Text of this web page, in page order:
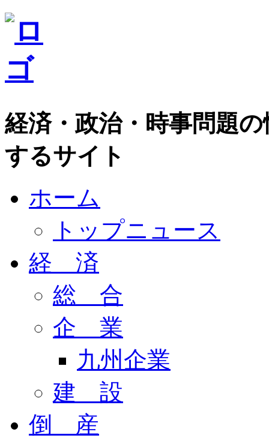
経済・政治・時事問題
するサイト
ホーム
トップニュース
経 済
総 合
企 業
九州企業
建 設
倒 産